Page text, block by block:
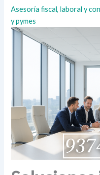
Asesoría fiscal, laboral y
y pymes